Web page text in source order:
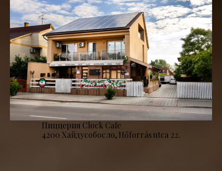
Пиццерия Clock Cafe
4200 Хайдусобосло, Hőforrás utca 22.